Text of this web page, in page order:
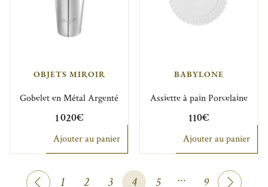
OBJETS MIROIR
Gobelet en Métal Argenté
1 020€
Ajouter au panier
BABYLONE
Assiette à pain Porcelaine
110€
Ajouter au panier
1 2 3 4 5 … 9